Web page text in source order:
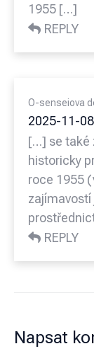
1955 […]
REPLY
O-senseiova
2025-11-
[…] se také
historicky
roce 1955
zajímavostí
REPLY
Napsat